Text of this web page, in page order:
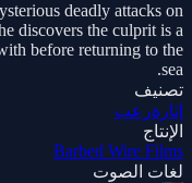
deadly attacks on
discovers the culprit is a
before returning to the
sea.
تصنيف
إثارةرعب
الإنتاج
Barbed Wire Films
لغات الصوت